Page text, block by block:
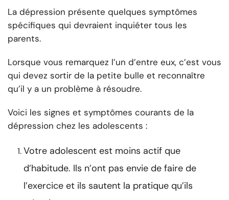
La dépression présente quelques symptômes
spécifiques qui devraient inquiéter tous les
parents.
Lorsque vous remarquez l’un d’entre eux, c’est vous
qui devez sortir de la petite bulle et reconnaître
qu’il y a un problème à résoudre.
Voici les signes et symptômes courants de la
dépression chez les adolescents :
Votre adolescent est moins actif que
d’habitude. Ils n’ont pas envie de faire de
l’exercice et ils sautent la pratique qu’ils